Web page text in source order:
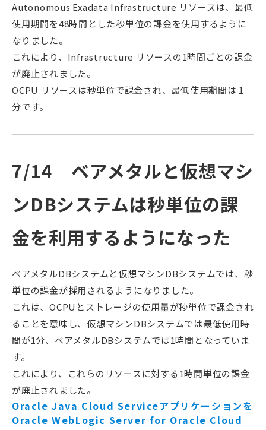
Autonomous Exadata Infrastructure リソースは、最低
使用期間を48時間とした秒単位の課金を使用するように
なりました。
これにより、Infrastructure リソースの1時間ごとの課金
が廃止されました。
OCPU リソースは秒単位で課金され、最低使用期間は 1
分です。
7/14 ベアメタルと仮想マシ
ンDBシステムは秒単位の課
金を利用するようになった
ベアメタルDBシステムと仮想マシンDBシステムでは、秒
単位の課金が採用されるようになりました。
これは、OCPUとストレージの使用量が秒単位で課金され
ることを意味し、仮想マシンDBシステムでは最低使用時
間が1分、ベアメタルDBシステムでは1時間となっていま
す。
これにより、これらのリソースに対する1時間単位の課金
が廃止されました。
Oracle Java Cloud Serviceアプリケーションを
Oracle WebLogic Server for Oracle Cloud